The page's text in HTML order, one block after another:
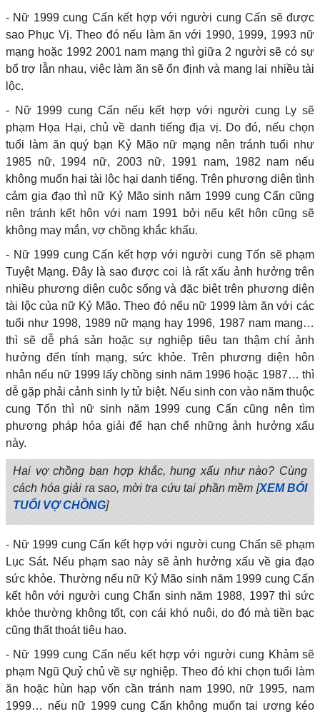
- Nữ 1999 cung Cấn kết hợp với người cung Cấn sẽ được
sao Phục Vị. Theo đó nếu làm ăn với 1990, 1999, 1993 nữ
mạng hoặc 1992 2001 nam mạng thì giữa 2 người sẽ có sự
bổ trợ lẫn nhau, việc làm ăn sẽ ổn định và mang lại nhiều tài
lộc.
- Nữ 1999 cung Cấn nếu kết hợp với người cung Ly sẽ
phạm Họa Hại, chủ về danh tiếng địa vị. Do đó, nếu chọn
tuổi làm ăn quý bạn Kỷ Mão nữ mạng nên tránh tuổi như
1985 nữ, 1994 nữ, 2003 nữ, 1991 nam, 1982 nam nếu
không muốn hại tài lộc hại danh tiếng. Trên phương diện tình
cảm gia đạo thì nữ Kỷ Mão sinh năm 1999 cung Cấn cũng
nên tránh kết hôn với nam 1991 bởi nếu kết hôn cũng sẽ
không may mắn, vợ chồng khắc khẩu.
- Nữ 1999 cung Cấn kết hợp với người cung Tốn sẽ phạm
Tuyệt Mạng. Đây là sao được coi là rất xấu ảnh hưởng trên
nhiều phương diện cuộc sống và đặc biệt trên phương diện
tài lộc của nữ Kỷ Mão. Theo đó nếu nữ 1999 làm ăn với các
tuổi như 1998, 1989 nữ mạng hay 1996, 1987 nam mạng…
thì sẽ dễ phá sản hoặc sự nghiệp tiêu tan thậm chí ảnh
hưởng đến tính mạng, sức khỏe. Trên phương diện hôn
nhân nếu nữ 1999 lấy chồng sinh năm 1996 hoặc 1987… thì
dễ gặp phải cảnh sinh ly tử biệt. Nếu sinh con vào năm thuộc
cung Tốn thì nữ sinh năm 1999 cung Cấn cũng nên tìm
phương pháp hóa giải để hạn chế những ảnh hưởng xấu
này.
Hai vợ chồng bạn hợp khắc, hung xấu như nào? Cùng
cách hóa giải ra sao, mời tra cứu tại phần mềm [XEM BÓI
TUỔI VỢ CHỒNG]
- Nữ 1999 cung Cấn kết hợp với người cung Chấn sẽ phạm
Lục Sát. Nếu phạm sao này sẽ ảnh hưởng xấu về gia đạo
sức khỏe. Thường nếu nữ Kỷ Mão sinh năm 1999 cung Cấn
kết hôn với người cung Chấn sinh năm 1988, 1997 thì sức
khỏe thường không tốt, con cái khó nuôi, do đó mà tiền bạc
cũng thất thoát tiêu hao.
- Nữ 1999 cung Cấn nếu kết hợp với người cung Khảm sẽ
phạm Ngũ Quỷ chủ về sự nghiệp. Theo đó khi chọn tuổi làm
ăn hoặc hùn hạp vốn cần tránh nam 1990, nữ 1995, nam
1999… nếu nữ 1999 cung Cấn không muốn tai ương kéo